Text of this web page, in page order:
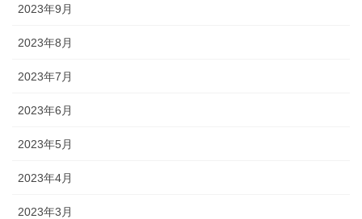
2023年9月
2023年8月
2023年7月
2023年6月
2023年5月
2023年4月
2023年3月